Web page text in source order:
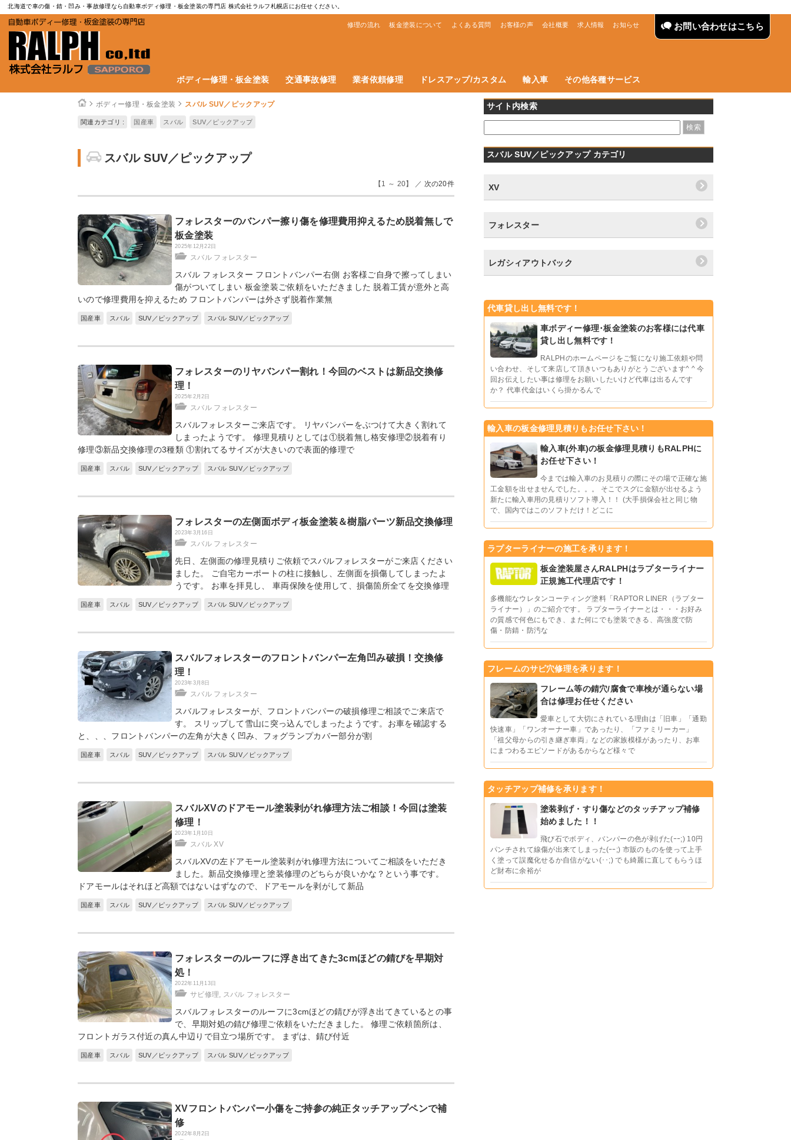
北海道で車の傷・錆・凹み・事故修理なら自動車ボディ修理・板金塗装の専門店 株式会社ラルフ札幌店にお任せください。
お問い合わせはこちら
会社概要 求人情報 お知らせ
修理の流れ 板金塗装について よくある質問 お客様の声
ボディー修理・板金塗装 交通事故修理 業者依頼修理 ドレスアップ/カスタム 輸入車 その他各種サービス
ボディー修理・板金塗装 スバル SUV／ピックアップ
関連カテゴリ : 国産車 スバル SUV／ピックアップ
スバル SUV／ピックアップ
【1 ～ 20】 ／ 次の20件
フォレスターのバンパー擦り傷を修理費用抑えるため脱着無しで
板金塗装
2025年12月22日
スバル フォレスター
スバル フォレスター フロントバンパー右側 お客様ご自身で擦ってしまい
傷がついてしまい 板金塗装ご依頼をいただきました 脱着工賃が意外と高
いので修理費用を抑えるため フロントバンパーは外さず脱着作業無
国産車 スバル SUV／ピックアップ スバル SUV／ピックアップ
フォレスターのリヤバンパー割れ！今回のベストは新品交換修
理！
2025年2月2日
スバル フォレスター
スバルフォレスターご来店です。 リヤバンパーをぶつけて大きく割れて
しまったようです。 修理見積りとしては①脱着無し格安修理②脱着有り
修理③新品交換修理の3種類 ①割れてるサイズが大きいので表面的修理で
国産車 スバル SUV／ピックアップ スバル SUV／ピックアップ
フォレスターの左側面ボディ板金塗装＆樹脂パーツ新品交換修理
2023年3月16日
スバル フォレスター
先日、左側面の修理見積りご依頼でスバルフォレスターがご来店ください
ました。 ご自宅カーポートの柱に接触し、左側面を損傷してしまったよ
うです。 お車を拝見し、 車両保険を使用して、損傷箇所全てを交換修理
国産車 スバル SUV／ピックアップ スバル SUV／ピックアップ
スバルフォレスターのフロントバンパー左角凹み破損！交換修
理！
2023年3月8日
スバル フォレスター
スバルフォレスターが、フロントバンパーの破損修理ご相談でご来店で
す。 スリップして雪山に突っ込んでしまったようです。お車を確認する
と、、、フロントバンパーの左角が大きく凹み、フォグランプカバー部分が割
国産車 スバル SUV／ピックアップ スバル SUV／ピックアップ
スバルXVのドアモール塗装剥がれ修理方法ご相談！今回は塗装
修理！
2023年1月10日
スバル XV
スバルXVの左ドアモール塗装剥がれ修理方法についてご相談をいただき
ました。新品交換修理と塗装修理のどちらが良いかな？という事です。
ドアモールはそれほど高額ではないはずなので、ドアモールを剥がして新品
国産車 スバル SUV／ピックアップ スバル SUV／ピックアップ
フォレスターのルーフに浮き出てきた3cmほどの錆びを早期対
処！
2022年11月13日
サビ修理, スバル フォレスター
スバルフォレスターのルーフに3cmほどの錆びが浮き出てきているとの事
で、早期対処の錆び修理ご依頼をいただきました。 修理ご依頼箇所は、
フロントガラス付近の真ん中辺りで目立つ場所です。 まずは、錆び付近
国産車 スバル SUV／ピックアップ スバル SUV／ピックアップ
XVフロントバンパー小傷をご持参の純正タッチアップペンで補
修
2022年8月2日
サイト内検索
スバル SUV／ピックアップ カテゴリ
XV
フォレスター
レガシィアウトバック
代車貸し出し無料です！
車ボディー修理･板金塗装のお客様には代車
貸し出し無料です！
RALPHのホームページをご覧になり施工依頼や問
い合わせ、そして来店して頂きいつもありがとうございます^ ^ 今
回お伝えしたい事は修理をお願いしたいけど代車は出るんです
か？ 代車代金はいくら掛かるんで
輸入車の板金修理見積りもお任せ下さい！
輸入車(外車)の板金修理見積りもRALPHに
お任せ下さい！
今までは輸入車のお見積りの際にその場で正確な施
工金額を出せませんでした。。。 そこでスグに金額が出せるよう
新たに輸入車用の見積りソフト導入！！ (大手損保会社と同じ物
で、国内ではこのソフトだけ！どこに
ラプターライナーの施工を承ります！
板金塗装屋さんRALPHはラプターライナー
正規施工代理店です！
多機能なウレタンコーティング塗料「RAPTOR LINER（ラプター
ライナー）」のご紹介です。 ラプターライナーとは・・・お好み
の質感で何色にもでき、また何にでも塗装できる、高強度で防
傷・防錆・防汚な
フレームのサビ穴修理を承ります！
フレーム等の錆穴/腐食で車検が通らない場
合は修理お任せください
愛車として大切にされている理由は「旧車」「通勤
快速車」「ワンオーナー車」であったり、「ファミリーカー」
「祖父母からの引き継ぎ車両」などの家族模様があったり、お車
にまつわるエピソードがあるからなど様々で
タッチアップ補修を承ります！
塗装剥げ・すり傷などのタッチアップ補修
始めました！！
飛び石でボディ、バンパーの色が剥げた(ｰｰ;) 10円
パンチされて線傷が出来てしまった(ｰｰ;) 市販のものを使って上手
く塗って誤魔化せるか自信がない(･･;) でも綺麗に直してもらうほ
ど財布に余裕が